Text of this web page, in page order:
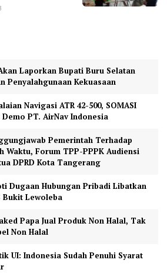
Laporkan Bupati Buru Selatan
Penyalahgunaan Kekuasaan
Navigasi ATR 42-500, SOMASI
PT. AirNav Indonesia
Pemerintah Terhadap
Waktu, Forum TPP-PPPK Audiensi
DPRD Kota Tangerang
Dugaan Hubungan Pribadi Libatkan
Bukit Lewoleba
Papa Jual Produk Non Halal, Tak
Non Halal
UI: Indonesia Sudah Penuhi Syarat